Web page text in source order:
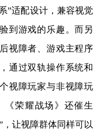
”适配设计，兼容视觉
到游戏的乐趣。而另
视障者、游戏主程序
通过双轨操作系统和
视障玩家与非视障玩
《荣耀战场》还催生
让视障群体同样可以